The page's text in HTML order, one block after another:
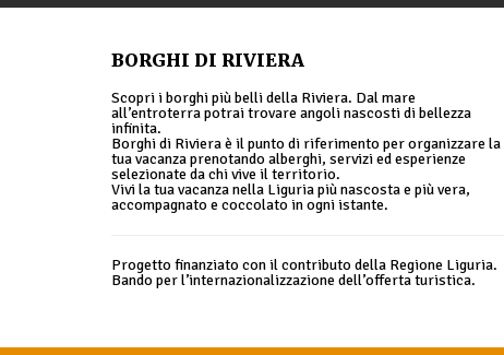
BORGHI DI RIVIERA
Scopri i borghi più belli della Riviera. Dal mare
all’entroterra potrai trovare angoli nascosti di bellezza
infinita.
Borghi di Riviera è il punto di riferimento per organizzare la
tua vacanza prenotando alberghi, servizi ed esperienze
selezionate da chi vive il territorio.
Vivi la tua vacanza nella Liguria più nascosta e più vera,
accompagnato e coccolato in ogni istante.
Progetto finanziato con il contributo della Regione Liguria.
Bando per l’internazionalizzazione dell’offerta turistica.